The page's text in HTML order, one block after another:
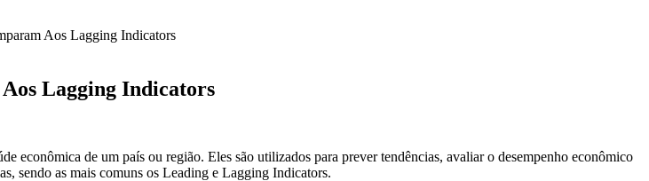
Aos Lagging Indicators
Lagging Indicators
econômica de um país ou região. Eles são utilizados para prever tendências, avaliar o desempenho econômico
sendo as mais comuns os Leading e Lagging Indicators.